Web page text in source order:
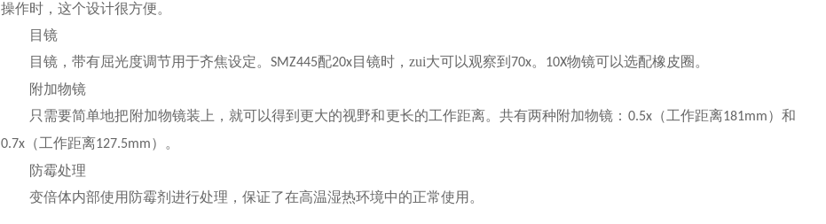
操作时，这个设计很方便。
目镜
目镜，带有屈光度调节用于齐焦设定。 SMZ445配20x目镜时，zui大可以观察到 70x。 10X物镜可以选配橡皮圈。
附加物镜
只需要简单地把附加物镜装上，就可以得到更大的视野和更长的工作距离。共有两种附加物镜： 0.5x（ 工作距离181mm）和
0.7x（ 工作距离127.5mm）
。
防霉处理
变倍体内部使用防霉剂进行处理，保证了在高温湿热环境中的正常使用。